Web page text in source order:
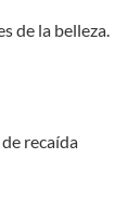
de la belleza.
recaída